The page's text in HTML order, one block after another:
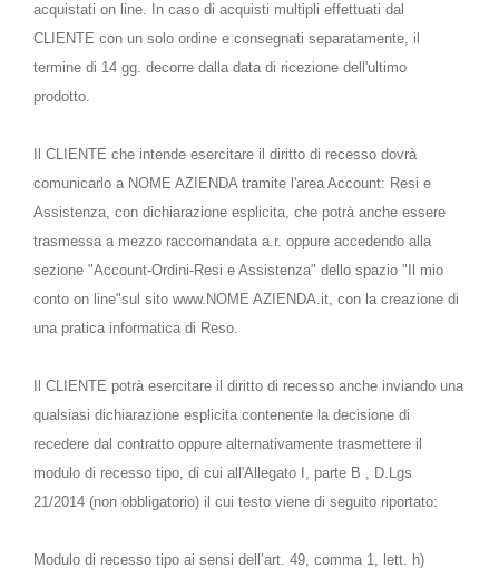
acquistati on line. In caso di acquisti multipli effettuati dal
CLIENTE con un solo ordine e consegnati separatamente, il
termine di 14 gg. decorre dalla data di ricezione dell'ultimo
prodotto.
Il CLIENTE che intende esercitare il diritto di recesso dovrà
comunicarlo a NOME AZIENDA tramite l'area Account: Resi e
Assistenza, con dichiarazione esplicita, che potrà anche essere
trasmessa a mezzo raccomandata a.r. oppure accedendo alla
sezione "Account-Ordini-Resi e Assistenza" dello spazio "Il mio
conto on line"sul sito www.NOME AZIENDA.it, con la creazione di
una pratica informatica di Reso.
Il CLIENTE potrà esercitare il diritto di recesso anche inviando una
qualsiasi dichiarazione esplicita contenente la decisione di
recedere dal contratto oppure alternativamente trasmettere il
modulo di recesso tipo, di cui all'Allegato I, parte B , D.Lgs
21/2014 (non obbligatorio) il cui testo viene di seguito riportato:
Modulo di recesso tipo ai sensi dell’art. 49, comma 1, lett. h)